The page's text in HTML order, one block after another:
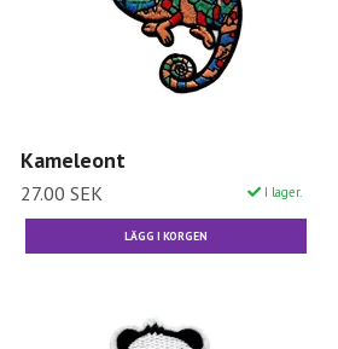
Kameleont
27.00 SEK I lager.